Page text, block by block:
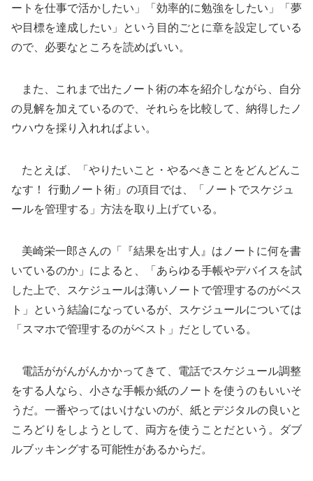
ートを仕事で活かしたい」「効率的に勉強をしたい」「夢
や目標を達成したい」という目的ごとに章を設定している
ので、必要なところを読めばいい。
また、これまで出たノート術の本を紹介しながら、自分
の見解を加えているので、それらを比較して、納得したノ
ウハウを採り入れればよい。
たとえば、「やりたいこと・やるべきことをどんどんこ
なす！ 行動ノート術」の項目では、「ノートでスケジュ
ールを管理する」方法を取り上げている。
美崎栄一郎さんの「『結果を出す人』はノートに何を書
いているのか」によると、「あらゆる手帳やデバイスを試
した上で、スケジュールは薄いノートで管理するのがベス
ト」という結論になっているが、スケジュールについては
「スマホで管理するのがベスト」だとしている。
電話ががんがんかかってきて、電話でスケジュール調整
をする人なら、小さな手帳か紙のノートを使うのもいいそ
うだ。一番やってはいけないのが、紙とデジタルの良いと
ころどりをしようとして、両方を使うことだという。ダブ
ルブッキングする可能性があるからだ。